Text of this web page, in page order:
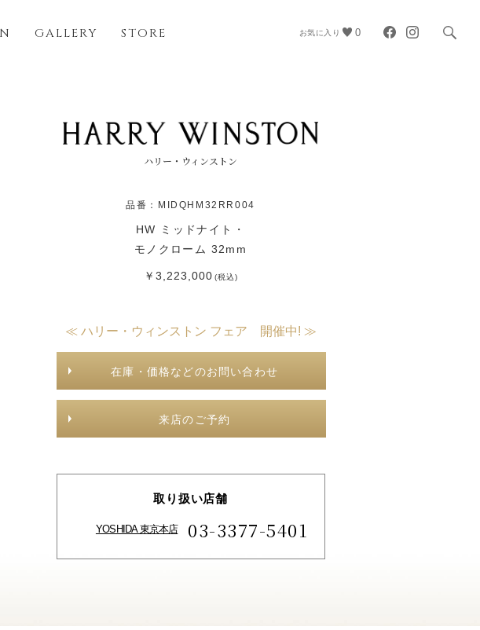
GALLERY STORE お気に入り 0
ハリー・ウィンストン
品番：MIDQHM32RR004
HW ミッドナイト・
モノクローム 32mm
￥3,223,000(税込)
≪ ハリー・ウィンストン フェア 開催中! ≫
在庫・価格などのお問い合わせ
来店のご予約
取り扱い店舗
YOSHIDA 東京本店 03-3377-5401